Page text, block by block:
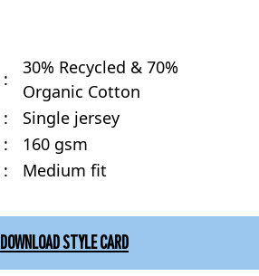
:
30% Recycled & 70%
Organic Cotton
:
Single jersey
:
160 gsm
: Medium fit
DOWNLOAD STYLE CARD